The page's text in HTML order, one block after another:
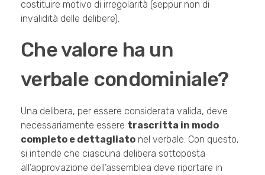
costituire motivo di irregolarità (seppur non di
invalidità delle delibere).
Che valore ha un
verbale condominiale?
Una delibera, per essere considerata valida, deve
necessariamente essere trascritta in modo
completo e dettagliato nel verbale. Con questo,
si intende che ciascuna delibera sottoposta
all’approvazione dell’assemblea deve riportare in